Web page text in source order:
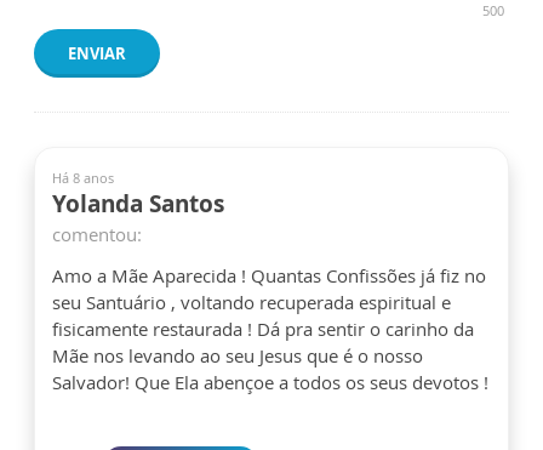
500
ENVIAR
Há 8 anos
Yolanda Santos
comentou:
Amo a Mãe Aparecida ! Quantas Confissões já fiz no
seu Santuário , voltando recuperada espiritual e
fisicamente restaurada ! Dá pra sentir o carinho da
Mãe nos levando ao seu Jesus que é o nosso
Salvador! Que Ela abençoe a todos os seus devotos !